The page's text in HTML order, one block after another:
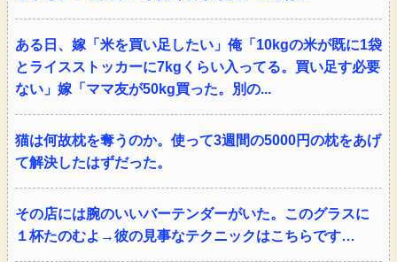
ある日、嫁「米を買い足したい」俺「10kgの米が既に1袋
とライスストッカーに7kgくらい入ってる。買い足す必要
ない」嫁「ママ友が50kg買った。別の...
猫は何故枕を奪うのか。使って3週間の5000円の枕をあげ
て解決したはずだった。
その店には腕のいいバーテンダーがいた。このグラスに
１杯たのむよ→彼の見事なテクニックはこちらです…